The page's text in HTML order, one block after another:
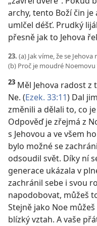
archy, tento Boží čin je
umlčel déšť. Prudký
přesně jak to Jehova
23. (a) Jak víme, že se
(b) Proč je moudré
23 Měl Jehova radost z
Ne. (Ezek. 33:11) Dal
změnili a dělali to, co
Odpověď je zřejmá z
s Jehovou a ve všem
bylo možné se
odsoudil svět. Díky ní
generace ukázala v
zachránil sebe i svou
napodobovat, můžeš
Stejně jako Noe
blízký vztah. A vaše